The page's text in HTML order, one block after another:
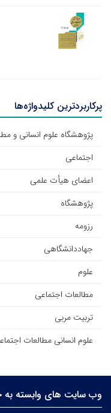
پرکاربردترین کلیدواژه‌ها
پژوهشگاه علوم انسانی و
اجتماعی
اعضای هیأت علمی
پژوهشگاه
رزومه
جهاددانشگاهی
علوم
مطالعات اجتماعی
تربیت مربی
علوم انسانی مطالعات
وب سایت های وابسته به